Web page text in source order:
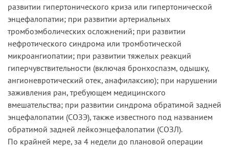
развитии гипертонического криза или гипертонической
энцефалопатии; при развитии артериальных
тромбоэмболических осложнений; при развитии
нефротического синдрома или тромботической
микроангиопатии; при развитии тяжелых реакций
гиперчувствительности (включая бронхоспазм, одышку,
ангионевротический отек, анафилаксию); при нарушении
заживления ран, требующем медицинского
вмешательства; при развитии синдрома обратимой задней
энцефалопатии (СОЗЭ), также известного под названием
обратимой задней лейкоэнцефалопатии (СОЗЛ).
По крайней мере, за 4 недели до плановой операции